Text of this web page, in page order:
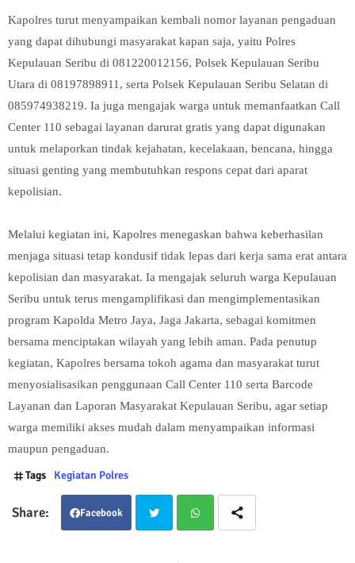
Kapolres turut menyampaikan kembali nomor layanan pengaduan
yang dapat dihubungi masyarakat kapan saja, yaitu Polres
Kepulauan Seribu di 081220012156, Polsek Kepulauan Seribu
Utara di 08197898911, serta Polsek Kepulauan Seribu Selatan di
085974938219. Ia juga mengajak warga untuk memanfaatkan Call
Center 110 sebagai layanan darurat gratis yang dapat digunakan
untuk melaporkan tindak kejahatan, kecelakaan, bencana, hingga
situasi genting yang membutuhkan respons cepat dari aparat
kepolisian.
Melalui kegiatan ini, Kapolres menegaskan bahwa keberhasilan
menjaga situasi tetap kondusif tidak lepas dari kerja sama erat antara
kepolisian dan masyarakat. Ia mengajak seluruh warga Kepulauan
Seribu untuk terus mengamplifikasi dan mengimplementasikan
program Kapolda Metro Jaya, Jaga Jakarta, sebagai komitmen
bersama menciptakan wilayah yang lebih aman. Pada penutup
kegiatan, Kapolres bersama tokoh agama dan masyarakat turut
menyosialisasikan penggunaan Call Center 110 serta Barcode
Layanan dan Laporan Masyarakat Kepulauan Seribu, agar setiap
warga memiliki akses mudah dalam menyampaikan informasi
maupun pengaduan.
Tags Kegiatan Polres
Facebook